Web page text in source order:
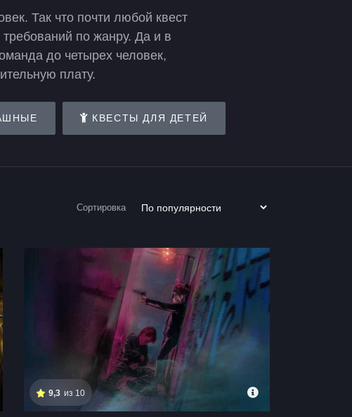
Так что почти любой квест
по жанру. Да и в
до четырех человек,
плату.
КВЕСТЫ ДЛЯ ДЕТЕЙ
Сортировка
9,3 из 10